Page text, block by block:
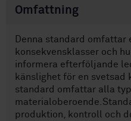
Omfattning
Denna standard omfattar
konsekvensklasser och
informera efterföljande
känslighet för en svetsad
standard omfattar alla
produktion, kontroll och